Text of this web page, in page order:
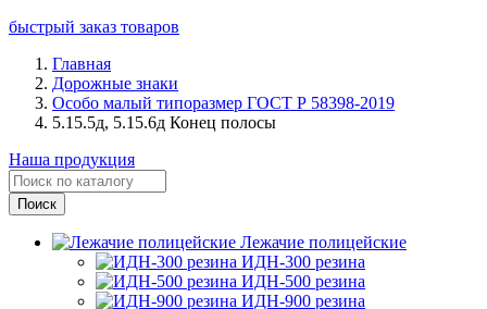
быстрый заказ товаров
Главная
Дорожные знаки
Особо малый типоразмер ГОСТ Р 58398-2019
5.15.5д, 5.15.6д Конец полосы
Наша продукция
Лежачие полицейские
ИДН-300 резина
ИДН-500 резина
ИДН-900 резина